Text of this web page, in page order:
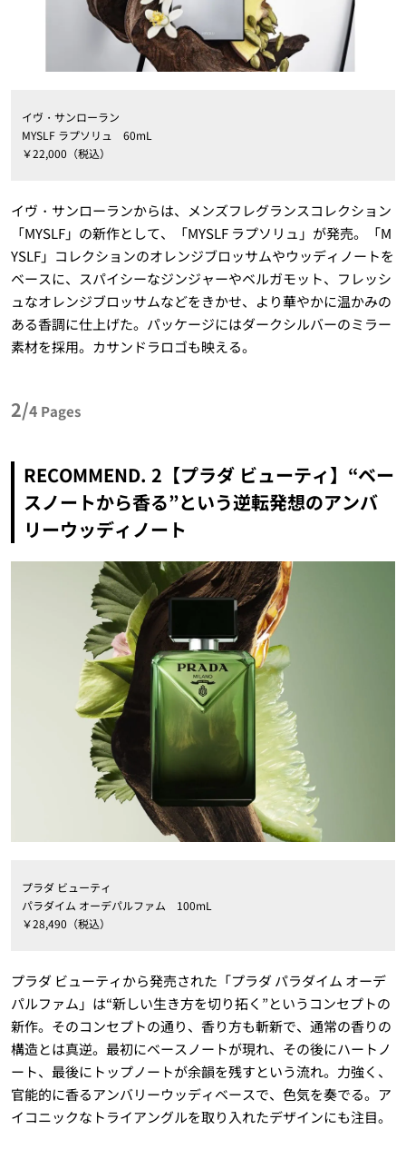
イヴ・サンローラン
MYSLF ラプソリュ 60mL
￥22,000（税込）
イヴ・サンローランからは、メンズフレグランスコレクション
「MYSLF」の新作として、「MYSLF ラプソリュ」が発売。「M
YSLF」コレクションのオレンジブロッサムやウッディノートを
ベースに、スパイシーなジンジャーやベルガモット、フレッシ
ュなオレンジブロッサムなどをきかせ、より華やかに温かみの
ある香調に仕上げた。パッケージにはダークシルバーのミラー
素材を採用。カサンドラロゴも映える。
2/4 Pages
RECOMMEND. 2【プラダ ビューティ】“ベー
スノートから香る”という逆転発想のアンバ
リーウッディノート
プラダ ビューティ
パラダイム オーデパルファム 100mL
￥28,490（税込）
プラダ ビューティから発売された「プラダ パラダイム オーデ
パルファム」は“新しい生き方を切り拓く”というコンセプトの
新作。そのコンセプトの通り、香り方も斬新で、通常の香りの
構造とは真逆。最初にベースノートが現れ、その後にハートノ
ート、最後にトップノートが余韻を残すという流れ。力強く、
官能的に香るアンバリーウッディベースで、色気を奏でる。ア
イコニックなトライアングルを取り入れたデザインにも注目。